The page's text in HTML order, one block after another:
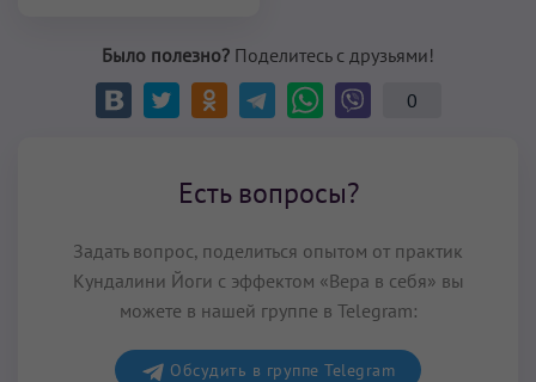
Было полезно? Поделитесь с друзьями!
0
Есть вопросы?
Задать вопрос, поделиться опытом от практик
Кундалини Йоги с эффектом «Вера в себя» вы
можете в нашей группе в Telegram:
Обсудить в группе Telegram